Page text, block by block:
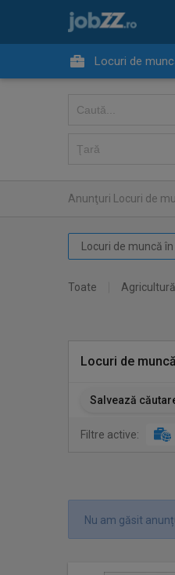
Locuri de
Anunţuri Locuri de
Locuri de muncă
Toate
Locuri de
Salvează
Filtre active:
Nu am găsit